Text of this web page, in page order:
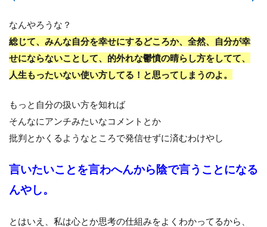
なんやろうな？
総じて、みんな自分を幸せにするどころか、全然、自分が幸
せにならないことして、的外れな鬱憤の晴らし方をしてて、
人生もったいない使い方してる！と思ってしまうのよ。
もっと自分の扱い方を知れば
そんなにアンチみたいなコメントとか
批判とかくるようなところで発信せずに済むわけやし
言いたいことを言わへんから陰で言うことになる
んやし。
とはいえ、私は心とか思考の仕組みをよくわかってるから、